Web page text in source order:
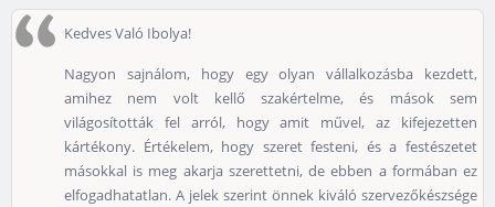
Kedves Való Ibolya!
Nagyon sajnálom, hogy egy olyan vállalkozásba kezdett,
amihez nem volt kellő szakértelme, és mások sem
világosították fel arról, hogy amit művel, az kifejezetten
kártékony. Értékelem, hogy szeret festeni, és a festészetet
másokkal is meg akarja szerettetni, de ebben a formában ez
elfogadhatatlan. A jelek szerint önnek kiváló szervezőkészsége